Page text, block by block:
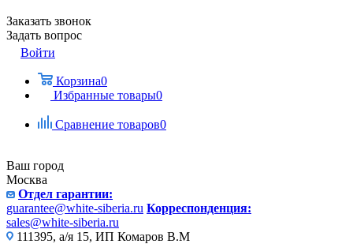
Заказать звонок
Задать вопрос
Войти
Корзина0
Избранные товары0
Сравнение товаров0
Ваш город
Москва
Отдел гарантии:
guarantee@white-siberia.ru Корреспонденция:
sales@white-siberia.ru
111395, а/я 15, ИП Комаров В.М